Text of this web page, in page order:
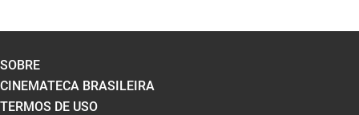
SOBRE
CINEMATECA BRASILEIRA
TERMOS DE USO